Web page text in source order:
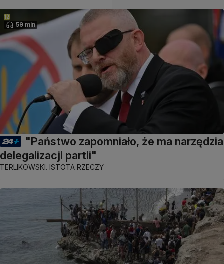
59 min
"Państwo zapomniało, że ma narzędzia
delegalizacji partii"
TERLIKOWSKI. ISTOTA RZECZY